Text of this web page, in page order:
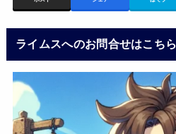
ライムスへのお問合せはこちら